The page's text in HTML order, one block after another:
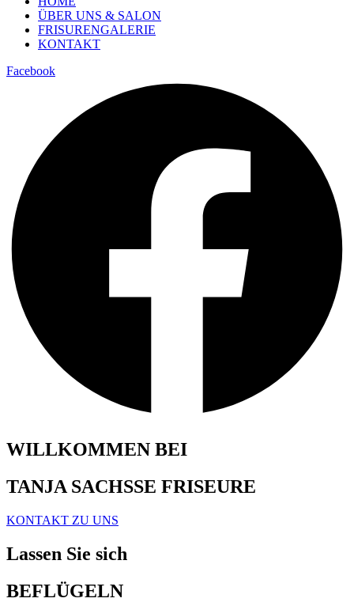
ÜBER UNS & SALON
FRISURENGALERIE
KONTAKT
Facebook
WILLKOMMEN BEI
TANJA SACHSSE FRISEURE
KONTAKT ZU UNS
Lassen Sie sich
BEFLÜGELN